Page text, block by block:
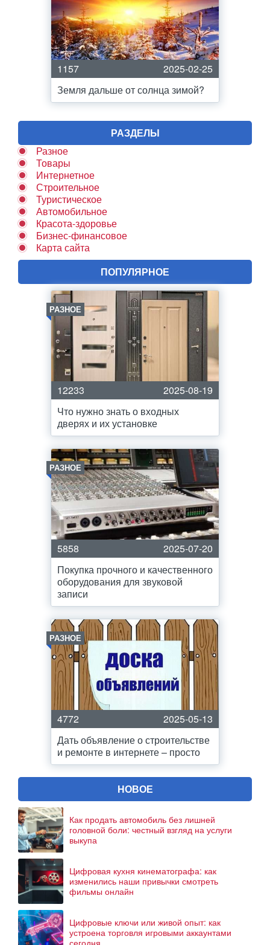
1157
2025-02-25
Земля дальше от солнца зимой?
РАЗДЕЛЫ
Разное
Товары
Интернетное
Строительное
Туристическое
Автомобильное
Красота-здоровье
Бизнес-финансовое
Карта сайта
ПОПУЛЯРНОЕ
РАЗНОЕ
12233
2025-08-19
Что нужно знать о входных
дверях и их установке
РАЗНОЕ
5858
2025-07-20
Покупка прочного и качественного
оборудования для звуковой
записи
РАЗНОЕ
4772
2025-05-13
Дать объявление о строительстве
и ремонте в интернете – просто
НОВОЕ
Как продать автомобиль без лишней
головной боли: честный взгляд на услуги
выкупа
Цифровая кухня кинематографа: как
изменились наши привычки смотреть
фильмы онлайн
Цифровые ключи или живой опыт: как
устроена торговля игровыми аккаунтами
сегодня